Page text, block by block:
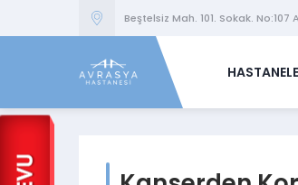
Beştelsiz Mah. 101. Sokak.